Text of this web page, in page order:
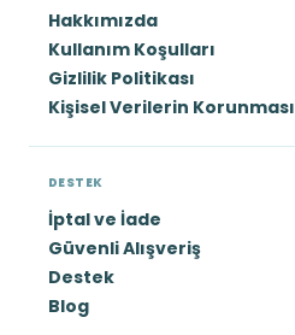
Hakkımızda
Kullanım Koşulları
Gizlilik Politikası
Kişisel Verilerin Korunması
DESTEK
İptal ve İade
Güvenli Alışveriş
Destek
Blog